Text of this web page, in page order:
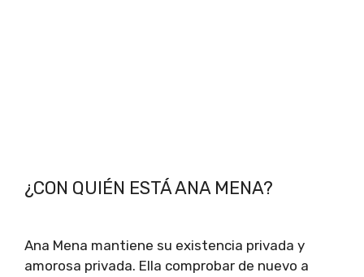
¿CON QUIÉN ESTÁ ANA MENA?
Ana Mena mantiene su existencia privada y
amorosa privada. Ella comprobar de nuevo a